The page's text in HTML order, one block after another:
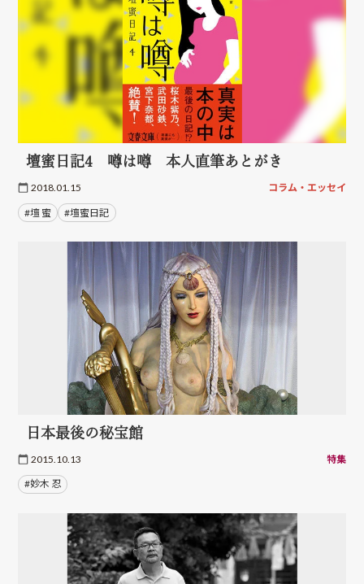
壇蜜日記4 噂は噂 本人直筆あとがき
2018.01.15 コラム・エッセイ
#壇 蜜 #壇蜜日記
日本最後の秘宝館
2015.10.13 特集
#妙木 忍